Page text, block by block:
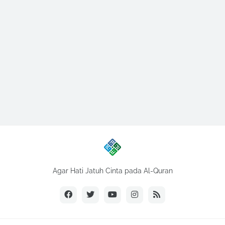
Agar Hati Jatuh Cinta pada Al-Quran